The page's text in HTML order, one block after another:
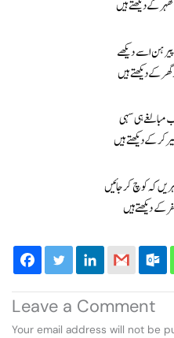
کے دیکھتے ہیں
اسے دیکھے
گھر کے دیکھتے ہیں
مبالغے ہی سہی
کر کے دیکھتے ہیں
کہ کوچ کر جائیں
کے دیکھتے ہیں
Leave a Comment
Your email address will not be